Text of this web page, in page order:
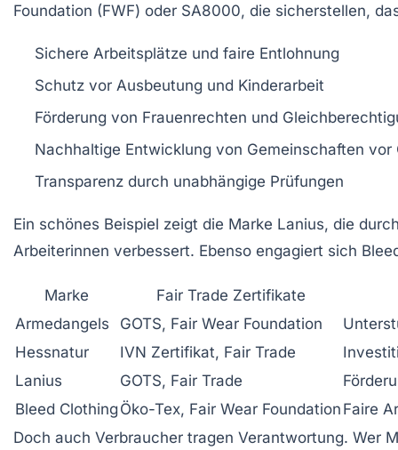
Foundation (FWF) oder SA8000, die sicherstellen,
Sichere Arbeitsplätze und faire Entlohnung
Schutz vor Ausbeutung und Kinderarbeit
Förderung von Frauenrechten und
Nachhaltige Entwicklung von Gemeinschaften vor
Transparenz durch unabhängige Prüfungen
Ein schönes Beispiel zeigt die Marke Lanius, die
Arbeiterinnen verbessert. Ebenso engagiert sich
Marke
Fair Trade Zertifikate
Armedangels
GOTS, Fair Wear Foundation
Hessnatur
IVN Zertifikat, Fair Trade
Lanius
GOTS, Fair Trade
Bleed Clothing Öko-Tex, Fair Wear Foundation Faire
Doch auch Verbraucher tragen Verantwortung. Wer